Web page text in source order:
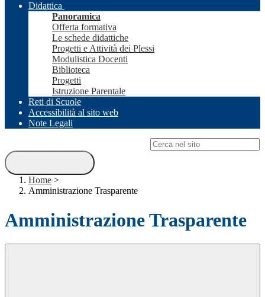
Didattica
Panoramica
Offerta formativa
Le schede didattiche
Progetti e Attività dei Plessi
Modulistica Docenti
Biblioteca
Progetti
Istruzione Parentale
Reti di Scuole
Accessibilità al sito web
Note Legali
Home >
Amministrazione Trasparente
Amministrazione Trasparente